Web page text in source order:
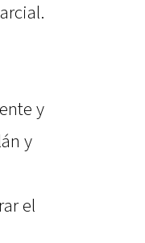
y
y
el